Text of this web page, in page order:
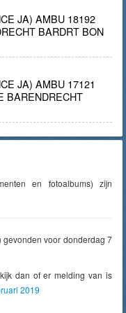
JA) AMBU 18192
BARDRT BON
JA) AMBU 17121
BARENDRECHT
en fotoalbums) zijn
voor donderdag 7
dan of er melding van is
2019